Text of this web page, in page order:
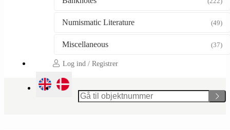
Numismatic Literature (49)
Miscellaneous (37)
Log ind / Registrer